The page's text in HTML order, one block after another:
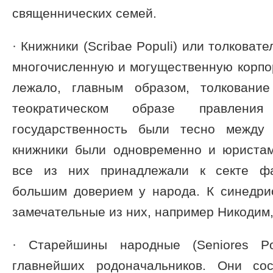
священнических семей.
· Книжники (Scribae Populi) или
многочисленную и могущественную
лежало, главным образом,
теократическом образе
государственность были тесно
книжники были одновременно и
все из них принадлежали к секте
большим доверием у народа. К
замечательные из них, например
· Старейшины народные (Seniores
главнейших родоначальников. Они